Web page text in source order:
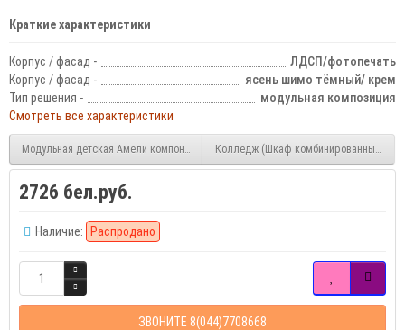
Краткие характеристики
Корпус / фасад -
ЛДСП/фотопечать
Корпус / фасад -
ясень шимо тёмный/ крем
Тип решения -
модульная композиция
Смотреть все характеристики
Модульная детская Амели компоновка 3 Колледж (Шкаф комбинированный/
2726 бел.руб.
Наличие: Распродано
ЗВОНИТЕ 8(044)7708668